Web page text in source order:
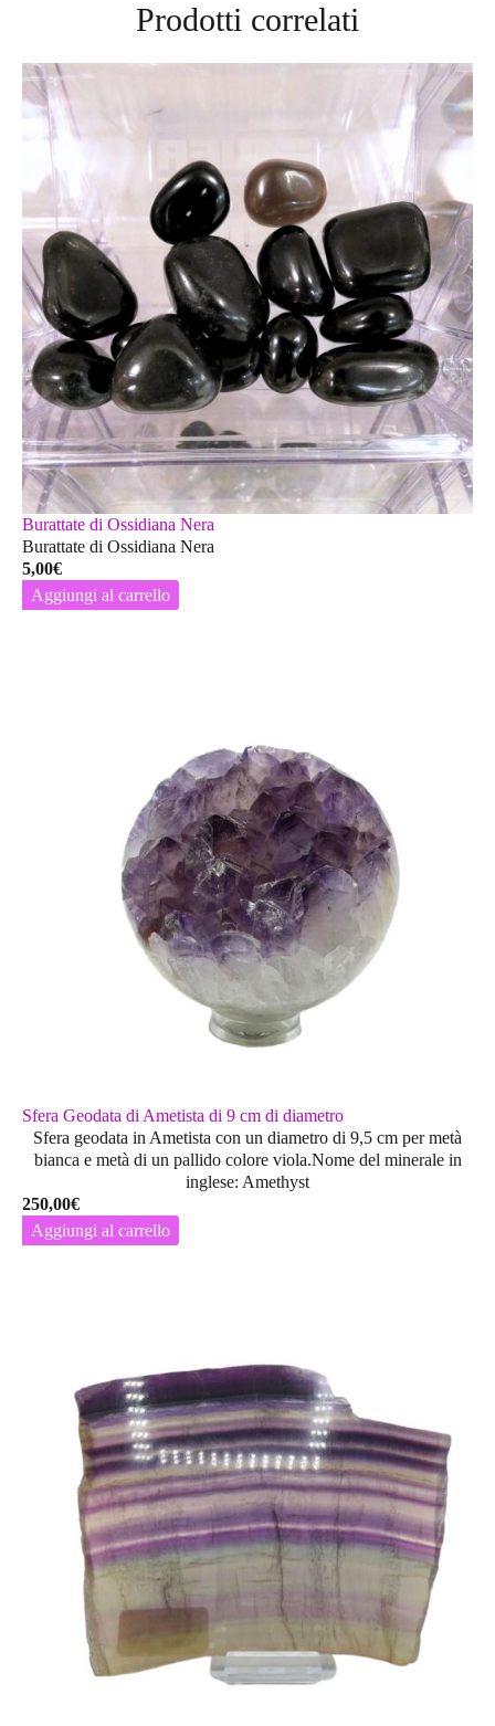
Prodotti correlati
Burattate di Ossidiana Nera
Burattate di Ossidiana Nera
5,00€
Aggiungi al carrello
Sfera Geodata di Ametista di 9 cm di diametro
Sfera geodata in Ametista con un diametro di 9,5 cm per metà
bianca e metà di un pallido colore viola.Nome del minerale in
inglese: Amethyst
250,00€
Aggiungi al carrello